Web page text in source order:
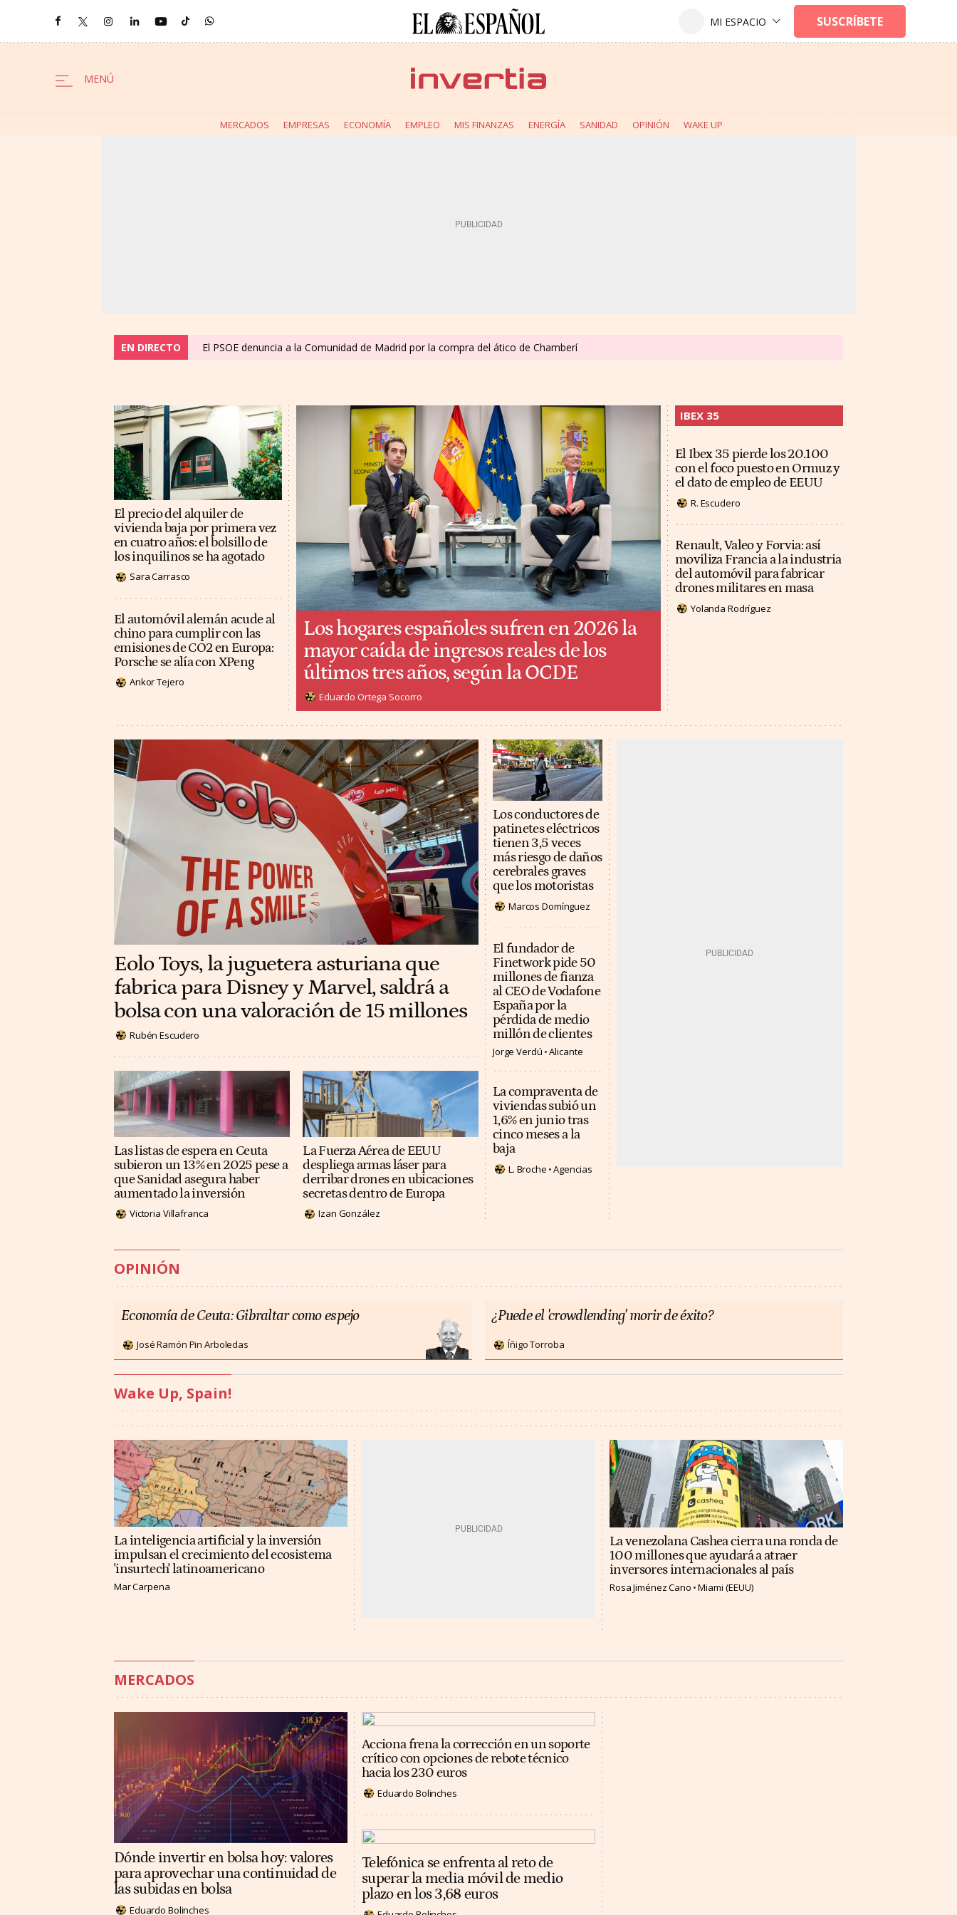
MERCADOS EMPRESAS ECONOMÍA EMPLEO MIS FINANZAS ENERGÍA SANIDAD OPINIÓN WAKE UP
EN DIRECTO El PSOE denuncia a la Comunidad de Madrid por la compra del ático de Chamberí
El precio del alquiler de
vivienda baja por primera vez
en cuatro años: el bolsillo de
los inquilinos se ha agotado
Sara Carrasco
El automóvil alemán acude al
chino para cumplir con las
emisiones de CO2 en Europa:
Porsche se alía con XPeng
Ankor Tejero
Los hogares españoles sufren en 2026 la
mayor caída de ingresos reales de los
últimos tres años, según la OCDE
Eduardo Ortega Socorro
IBEX 35
El Ibex 35 pierde los 20.100
con el foco puesto en Ormuz y
el dato de empleo de EEUU
R. Escudero
Renault, Valeo y Forvia: así
moviliza Francia a la industria
del automóvil para fabricar
drones militares en masa
Yolanda Rodríguez
Eolo Toys, la juguetera asturiana que
fabrica para Disney y Marvel, saldrá a
bolsa con una valoración de 15 millones
Rubén Escudero
Las listas de espera en Ceuta
subieron un 13% en 2025 pese a
que Sanidad asegura haber
aumentado la inversión
Victoria Villafranca
La Fuerza Aérea de EEUU
despliega armas láser para
derribar drones en ubicaciones
secretas dentro de Europa
Izan González
Los conductores de
patinetes eléctricos
tienen 3,5 veces
más riesgo de daños
cerebrales graves
que los motoristas
Marcos Domínguez
El fundador de
Finetwork pide 50
millones de fianza
al CEO de Vodafone
España por la
pérdida de medio
millón de clientes
Jorge Verdú Alicante
La compraventa de
viviendas subió un
1,6% en junio tras
cinco meses a la
baja
L. Broche Agencias
OPINIÓN
Economía de Ceuta: Gibraltar como espejo
José Ramón Pin Arboledas
¿Puede el 'crowdlending' morir de éxito?
Íñigo Torroba
Wake Up, Spain!
La inteligencia artificial y la inversión
impulsan el crecimiento del ecosistema
'insurtech' latinoamericano
Mar Carpena
La venezolana Cashea cierra una ronda de
100 millones que ayudará a atraer
inversores internacionales al país
Rosa Jiménez Cano Miami (EEUU)
MERCADOS
Dónde invertir en bolsa hoy: valores
para aprovechar una continuidad de
las subidas en bolsa
Eduardo Bolinches
Acciona frena la corrección en un soporte
crítico con opciones de rebote técnico
hacia los 230 euros
Eduardo Bolinches
Telefónica se enfrenta al reto de
superar la media móvil de medio
plazo en los 3,68 euros